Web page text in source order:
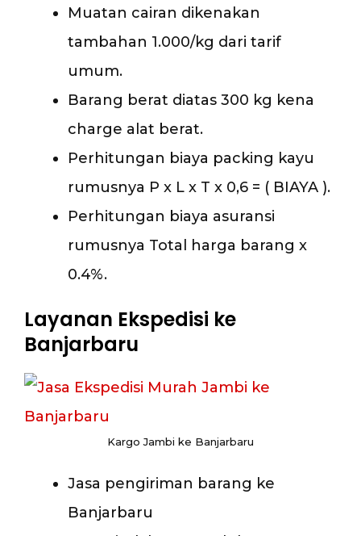
Muatan cairan dikenakan
tambahan 1.000/kg dari tarif
umum.
Barang berat diatas 300 kg kena
charge alat berat.
Perhitungan biaya packing kayu
rumusnya P x L x T x 0,6 = ( BIAYA ).
Perhitungan biaya asuransi
rumusnya Total harga barang x
0.4%.
Layanan Ekspedisi ke
Banjarbaru
Kargo Jambi ke Banjarbaru
Jasa pengiriman barang ke
Banjarbaru